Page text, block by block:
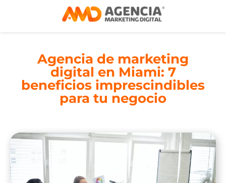
Agencia de marketing
digital en Miami: 7
beneficios imprescindibles
para tu negocio